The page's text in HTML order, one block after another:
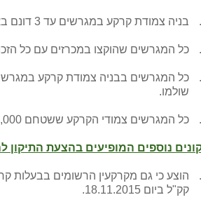
בניה צמודת קרקע במגרשים עד 3 דונם באזורי עדיפות – הפסד מלא דמי חכירה מהוונים ודמי היתר מהוונים על זכויות שטרם שולמו.
כל המגרשים שהוקצו במכרזים עם כל
שולמו.
כל המגרשים צמודי הקרקע ששטחם 16,000 – 1,001 מ"ר – הפסד מרבית דמי החכירה המהוונים בגין זכויות שהיו בעת ההקצאה וטרם שולמו.
נוספים המופיעים בהצעת התיקון
הוצע כי גם מקרקעין הרשומים בבעלות
קק"ל ביום 18.11.2015.